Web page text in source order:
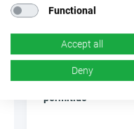
Tipo de conversión
Tipo de tráfico
Tráfico motivado no
permitido
Functional
Accept all
Deny